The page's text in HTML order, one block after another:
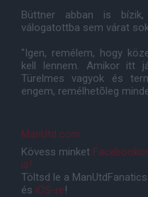
Büttner abban is
válogatottba sem várat
"Igen, remélem, hogy
kell lennem. Amikor itt
Türelmes vagyok és
engem, remélhetõleg
ManUtd.com
Kövess minket
is!
Töltsd le a
és iOS-re!